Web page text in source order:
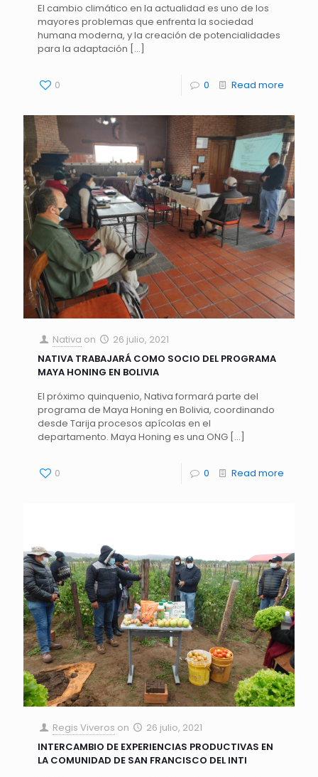
El cambio climático en la actualidad es uno de los
mayores problemas que enfrenta la sociedad
humana moderna, y la creación de potencialidades
para la adaptación […]
0 0 Read more
Nativa on
26 julio, 2021
NATIVA TRABAJARÁ COMO SOCIO DEL PROGRAMA
MAYA HONING EN BOLIVIA
El próximo quinquenio, Nativa formará parte del
programa de Maya Honing en Bolivia, coordinando
desde Tarija procesos apícolas en el
departamento. Maya Honing es una ONG […]
0 0 Read more
Regis Viveros on
26 julio, 2021
INTERCAMBIO DE EXPERIENCIAS PRODUCTIVAS EN
LA COMUNIDAD DE SAN FRANCISCO DEL INTI